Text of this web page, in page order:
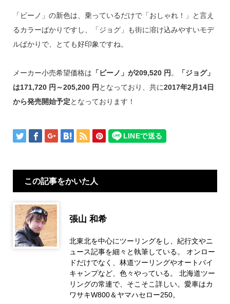
「ビーノ」の新色は、乗っているだけで「おしゃれ！」と言え
るカラーばかりですし、「ジョグ」も街に溶け込みやすいモデ
ルばかりで、とても好印象ですね。
メーカー小売希望価格は 「ビーノ」が209,520 円。
「ジョグ」
は171,720 円～205,200 円 となっており、共に2017年2月14日
から発売開始予定となっております！
この記事をかいた人
張山 和希
北東北を中心にツーリングをし、紀行文やニ
ュース記事を細々と執筆している。 オンロー
ドだけでなく、林道ツーリングやオートバイ
キャンプなど、色々やっている。 北海道ツー
リングの常連で、そこそこ詳しい。愛車はカ
ワサキW800＆ヤマハセロー250。